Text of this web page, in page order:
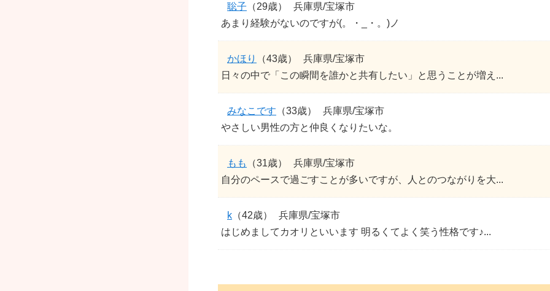
聡子 （29歳）
兵庫県/宝塚市
あまり経験がないのですが(。・_・。)ノ
かほり （43歳）
兵庫県/宝塚市
日々の中で「この瞬間を誰かと共有したい」と思うことが増え...
みなこです （33歳）
兵庫県/宝塚市
やさしい男性の方と仲良くなりたいな。
もも （31歳）
兵庫県/宝塚市
自分のペースで過ごすことが多いですが、人とのつながりを大...
k （42歳）
兵庫県/宝塚市
はじめましてカオリといいます 明るくてよく笑う性格です♪...